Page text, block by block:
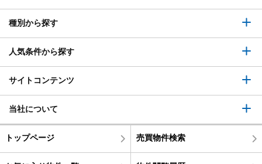
種別から探す
人気条件から探す
サイトコンテンツ
当社について
トップページ 売買物件検索